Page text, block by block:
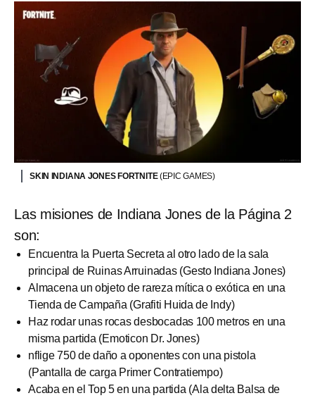
SKIN INDIANA JONES FORTNITE(EPIC GAMES)
Las misiones de Indiana Jones de la Página 2
son:
Encuentra la Puerta Secreta al otro lado de la sala
principal de Ruinas Arruinadas (Gesto Indiana Jones)
Almacena un objeto de rareza mítica o exótica en una
Tienda de Campaña (Grafiti Huida de Indy)
Haz rodar unas rocas desbocadas 100 metros en una
misma partida (Emoticon Dr. Jones)
nflige 750 de daño a oponentes con una pistola
(Pantalla de carga Primer Contratiempo)
Acaba en el Top 5 en una partida (Ala delta Balsa de